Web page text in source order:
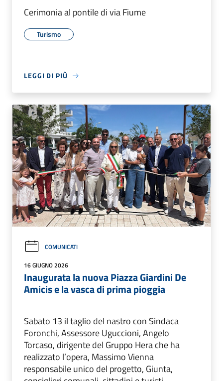
Cerimonia al pontile di via Fiume
Turismo
LEGGI DI PIÙ
COMUNICATI
16 GIUGNO 2026
Inaugurata la nuova Piazza Giardini De
Amicis e la vasca di prima pioggia
Sabato 13 il taglio del nastro con Sindaca
Foronchi, Assessore Uguccioni, Angelo
Torcaso, dirigente del Gruppo Hera che ha
realizzato l’opera, Massimo Vienna
responsabile unico del progetto, Giunta,